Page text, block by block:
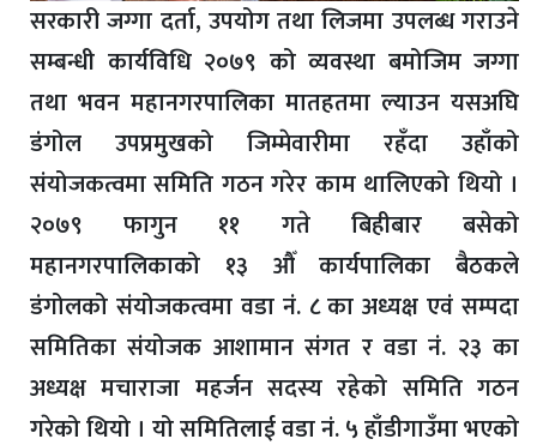
सरकारी जग्गा दर्ता, उपयोग तथा लिजमा उपलब्ध गराउने
सम्बन्धी कार्यविधि २०७९ को व्यवस्था बमोजिम जग्गा
तथा भवन महानगरपालिका मातहतमा ल्याउन यसअघि
डंगोल उपप्रमुखको जिम्मेवारीमा रहँदा उहाँको
संयोजकत्वमा समिति गठन गरेर काम थालिएको थियो ।
२०७९ फागुन ११ गते बिहीबार बसेको
महानगरपालिकाको १३ औँ कार्यपालिका बैठकले
डंगोलको संयोजकत्वमा वडा नं. ८ का अध्यक्ष एवं सम्पदा
समितिका संयोजक आशामान संगत र वडा नं. २३ का
अध्यक्ष मचाराजा महर्जन सदस्य रहेको समिति गठन
गरेको थियो । यो समितिलाई वडा नं. ५ हाँडीगाउँमा भएको